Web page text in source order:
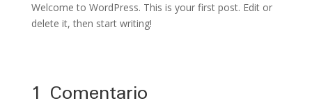
Welcome to WordPress. This is your first post. Edit or
delete it, then start writing!
1 Comentario